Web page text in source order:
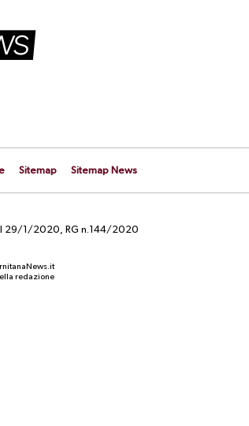
Sitemap Sitemap News
29/1/2020, RG n.144/2020
redazione